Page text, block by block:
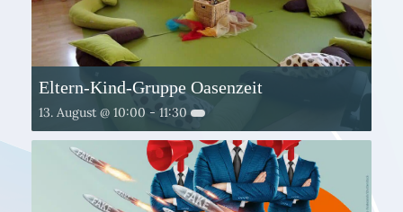
Eltern-Kind-Gruppe Oasenzeit
13. August @ 10:00 - 11:30